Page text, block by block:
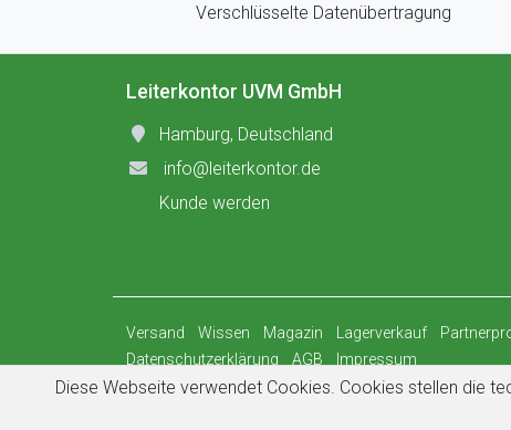
Verschlüsselte Datenübertragung
Leiterkontor UVM GmbH
Hamburg, Deutschland
info@leiterkontor.de
Kunde werden
Versand Wissen Magazin Lagerverkauf
Datenschutzerklärung
AGB
Impressum
© 2026
Leiterkontor UVM GmbH
Diese Webseite verwendet Cookies. Cookies stellen die